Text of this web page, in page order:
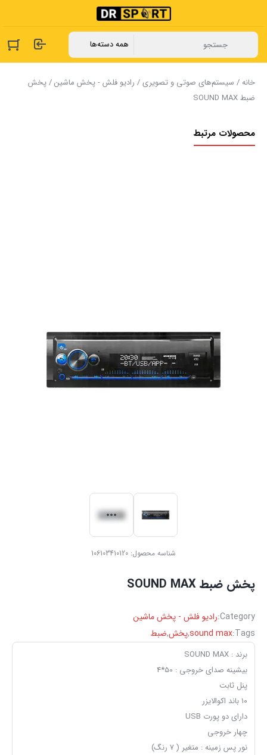
خانه/ سیستم‌های صوتی و تصویری/ رادیو فلش - پخش ماشین/ پخش
ضبط SOUND MAX
محصولات مرتبط
شناسه محصول: 106103410120
پخش ضبط SOUND MAX
Category: رادیو فلش - پخش ماشین
Tags:
sound max
,پخش,ضبط
برند : SOUND MAX
بیشینه صدای خروجی : 50*4
پنل ثابت
۱۰ باند اکوالایزر
دارای دو پورت USB
چهار خروجی
نور پس زمینه : متغیر ( 7 رنگ)